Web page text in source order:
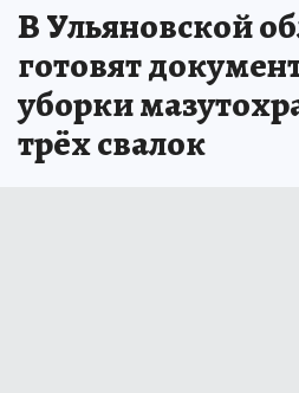
В Ульяновской
готовят
уборки
трёх свалок